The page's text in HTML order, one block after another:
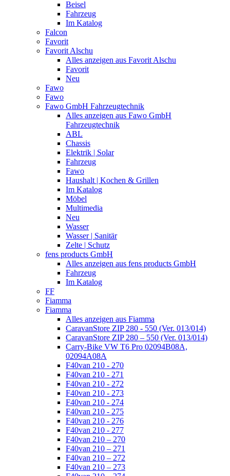
Beisel
Fahrzeug
Im Katalog
Falcon
Favorit
Favorit Alschu
Alles anzeigen aus Favorit Alschu
Favorit
Neu
Fawo
Fawo
Fawo GmbH Fahrzeugtechnik
Alles anzeigen aus Fawo GmbH
Fahrzeugtechnik
ABL
Chassis
Elektrik | Solar
Fahrzeug
Fawo
Haushalt | Kochen & Grillen
Im Katalog
Möbel
Multimedia
Neu
Wasser
Wasser | Sanitär
Zelte | Schutz
fens products GmbH
Alles anzeigen aus fens products GmbH
Fahrzeug
Im Katalog
FF
Fiamma
Fiamma
Alles anzeigen aus Fiamma
CaravanStore ZIP 280 - 550 (Ver. 013/014)
CaravanStore ZIP 280 – 550 (Ver. 013/014)
Carry-Bike VW T6 Pro 02094B08A,
02094A08A
F40van 210 - 270
F40van 210 - 271
F40van 210 - 272
F40van 210 - 273
F40van 210 - 274
F40van 210 - 275
F40van 210 - 276
F40van 210 - 277
F40van 210 – 270
F40van 210 – 271
F40van 210 – 272
F40van 210 – 273